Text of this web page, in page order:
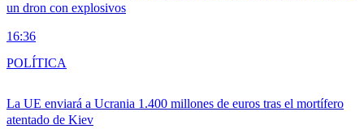
un dron con explosivos
16:36
La UE enviará a Ucrania 1.400 millones de euros tras el mortífero
atentado de Kiev
POLÍTICA